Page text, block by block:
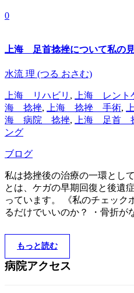
0
上海 足首捻挫について私の
水流 理 (つる おさむ)
上海 リハビリ , 上海 レント
海 捻挫, 上海 捻挫 手術,
海 病院 捻挫, 上海 足首
ング
ブログ
私は捻挫後の治療の一環とし
とは、ケガの早期回復と後遺
っています。 《私のチェック
るだけでいいのか？ ・骨折が
もっと読む
病院アクセス